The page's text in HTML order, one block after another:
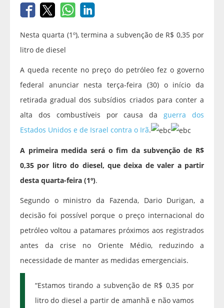
Nesta quarta (1º), termina a subvenção de R$ 0,35 por
litro de diesel
A queda recente no preço do petróleo fez o governo
federal anunciar nesta terça-feira (30) o início da
retirada gradual dos subsídios criados para conter a
alta dos combustíveis por causa da guerra dos
Estados Unidos e de Israel contra o Irã.
A primeira medida será o fim da subvenção de R$
0,35 por litro do diesel, que deixa de valer a partir
desta quarta-feira (1º).
Segundo o ministro da Fazenda, Dario Durigan, a
decisão foi possível porque o preço internacional do
petróleo voltou a patamares próximos aos registrados
antes da crise no Oriente Médio, reduzindo a
necessidade de manter as medidas emergenciais.
“Estamos tirando a subvenção de R$ 0,35 por
litro do diesel a partir de amanhã e não vamos